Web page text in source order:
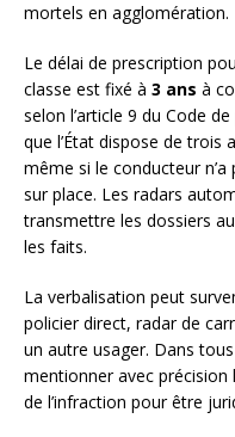
mortels en agglomération.
Le délai de prescription
classe est fixé à 3 ans à
selon l’article 9 du Code
que l’État dispose de trois
même si le conducteur
sur place. Les radars
transmettre les dossiers
les faits.
La verbalisation peut
policier direct, radar de
un autre usager. Dans
mentionner avec précision
de l’infraction pour être